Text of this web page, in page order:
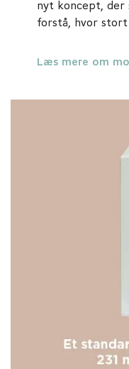
nyt koncept, der
forstå, hvor
Læs mere om